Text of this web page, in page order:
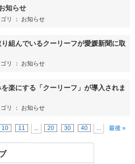
知らせ
リ ： お知らせ
組んでいるクーリーフが愛媛新聞に取
リ ： お知らせ
楽にする「クーリーフ」が導入されま
リ ： お知らせ
10 11 ... 20 30 40 ... 最後 »